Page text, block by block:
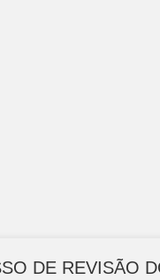
DE REVISÃO